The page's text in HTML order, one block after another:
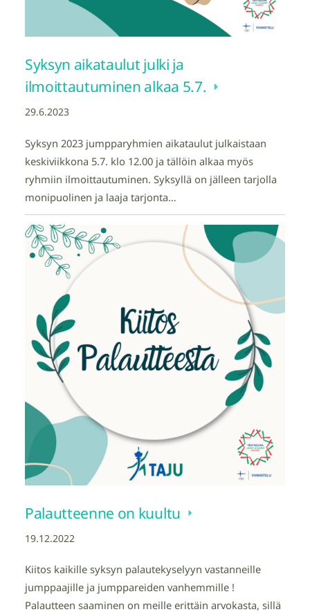
Syksyn aikataulut julki ja
ilmoittautuminen alkaa 5.7.
29.6.2023
Syksyn 2023 jumpparyhmien aikataulut julkaistaan
keskiviikkona 5.7. klo 12.00 ja tällöin alkaa myös
ryhmiin ilmoittautuminen. Syksyllä on jälleen tarjolla
monipuolinen ja laaja tarjonta…
Palautteenne on kuultu
19.12.2022
Kiitos kaikille syksyn palautekyselyyn vastanneille
jumppaajille ja jumppareiden vanhemmille !
Palautteen saaminen on meille erittäin arvokasta, sillä